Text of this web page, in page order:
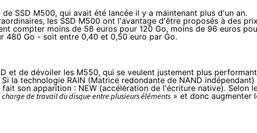
de SSD M500, qui avait été lancée il y a maintenant plus d'un an.
les SSD M500 ont l'avantage d'être proposés à des
compter moins de 58 euros pour 120 Go, moins de 96 euros
480 Go - soit entre 0,40 et 0,50 euro par Go.
et de dévoiler les M550, qui se veulent justement plus
la technologie RAIN (Matrice redondante de NAND indépendant)
son apparition : NEW (accélération de l'écriture native). Selon
de travail du disque entre plusieurs éléments » et donc augmenter